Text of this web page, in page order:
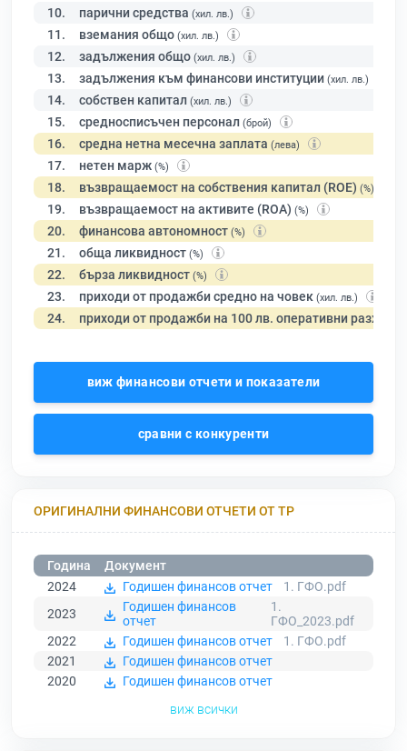
10. парични средства (хил. лв.)
11. вземания общо (хил. лв.)
12. задължения общо (хил. лв.)
13. задължения към финансови институции (хил. лв.)
14. собствен капитал (хил. лв.)
15. средносписъчен персонал (брой)
16. средна нетна месечна заплата (лева)
17. нетен марж (%)
18. възвращаемост на собствения капитал (ROE) (%)
19. възвращаемост на активите (ROA) (%)
20. финансова автономност (%)
21. обща ликвидност (%)
22. бърза ликвидност (%)
23. приходи от продажби средно на човек (хил. лв.)
24. приходи от продажби на 100 лв. оперативни разходи
виж финансови отчети и показатели
сравни с конкуренти
ОРИГИНАЛНИ ФИНАНСОВИ ОТЧЕТИ ОТ ТР
Година
Документ
2024
Годишен финансов отчет
1. ГФО.pdf
2023
Годишен финансов
отчет
1.
ГФО_2023.pdf
2022
Годишен финансов отчет
1. ГФО.pdf
2021
Годишен финансов отчет
2020
Годишен финансов отчет
виж всички